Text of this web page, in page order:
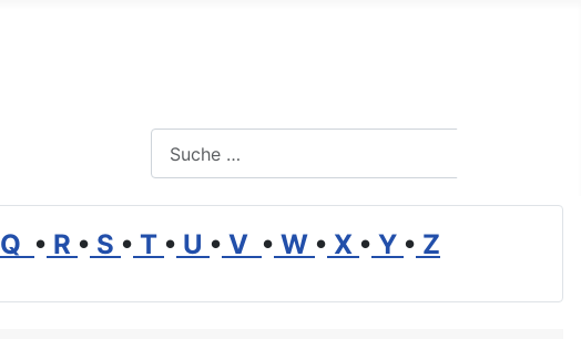
Q • R • S • T • U • V • W • X • Y • Z